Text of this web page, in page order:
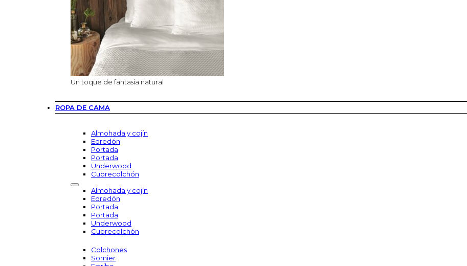
Un toque de fantasía natural
ROPA DE CAMA
Almohada y cojín
Edredón
Portada
Portada
Underwood
Cubrecolchón
Almohada y cojín
Edredón
Portada
Portada
Underwood
Cubrecolchón
Colchones
Somier